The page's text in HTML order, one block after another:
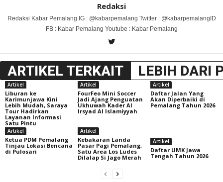
Redaksi
Redaksi Kabar Pemalang IG : @kabarpemalang Twitter : @kabarpemalangID
FB : Kabar Pemalang Youtube : Kabar Pemalang
ARTIKEL TERKAIT LEBIH DARI
Artikel
Liburan ke
Karimunjawa Kini
Lebih Mudah, Saraya
Tour Hadirkan
Layanan Informasi
Satu Pintu
Artikel
FourFeo Mini Soccer
Jadi Ajang Penguatan
Ukhuwah Kader Al
Irsyad Al Islamiyyah
Artikel
Daftar Jalan Yang
Akan Diperbaiki di
Pemalang Tahun 2026
Artikel
Ketua PDM Pemalang
Tinjau Lokasi Bencana
di Pulosari
Artikel
Kebakaran Landa
Pasar Pagi Pemalang,
Satu Area Los Ludes
Dilalap Si Jago Merah
Artikel
Daftar UMK Jawa
Tengah Tahun 2026